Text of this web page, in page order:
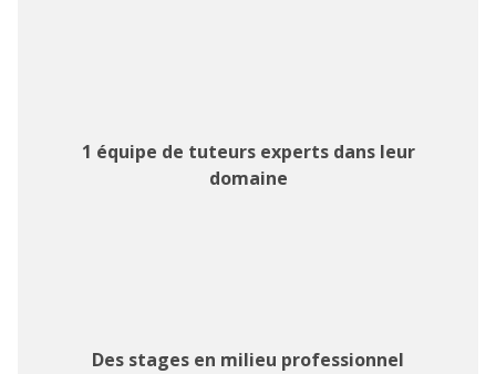
1 équipe de tuteurs experts dans leur
domaine
Des stages en milieu professionnel